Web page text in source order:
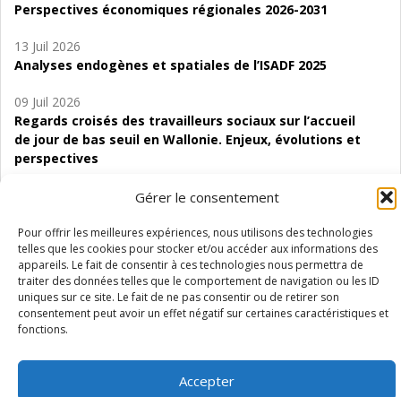
Gérer le consentement
Pour offrir les meilleures expériences, nous utilisons des technologies
telles que les cookies pour stocker et/ou accéder aux informations des
appareils. Le fait de consentir à ces technologies nous permettra de
traiter des données telles que le comportement de navigation ou les ID
uniques sur ce site. Le fait de ne pas consentir ou de retirer son
consentement peut avoir un effet négatif sur certaines caractéristiques et
fonctions.
Accepter
Perspectives économiques régionales 2026-2031
13 Juil 2026
Analyses endogènes et spatiales de l’ISADF 2025
09 Juil 2026
Regards croisés des travailleurs sociaux sur l’accueil
de jour de bas seuil en Wallonie. Enjeux, évolutions et
perspectives
d’accompagnement à l’autocréation d’emploi (SAACE)
01 Juil 2026
Pénurie du personnel infirmier :quels indicateurs
d’offre de soins pour comprendre la situation en
Wallonie ?